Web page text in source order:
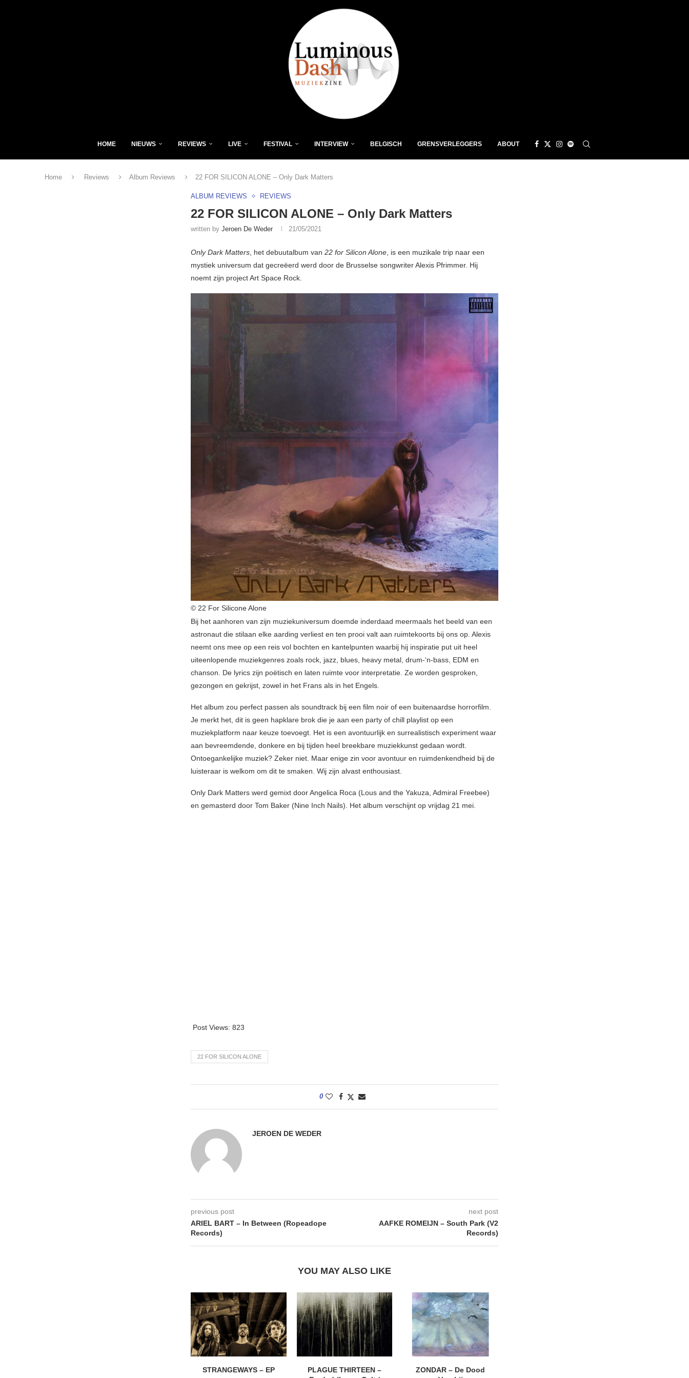
HOME NIEUWS REVIEWS LIVE FESTIVAL INTERVIEW BELGISCH GRENSVERLEGGERS ABOUT
Home Reviews Album Reviews 22 FOR SILICON ALONE – Only Dark Matters
ALBUM REVIEWS REVIEWS
22 FOR SILICON ALONE – Only Dark Matters
written by Jeroen De Weder 21/05/2021
Only Dark Matters, het debuutalbum van 22 for Silicon Alone, is een muzikale trip naar een
mystiek universum dat gecreëerd werd door de Brusselse songwriter Alexis Pfrimmer. Hij
noemt zijn project Art Space Rock.
© 22 For Silicone Alone
Bij het aanhoren van zijn muziekuniversum doemde inderdaad meermaals het beeld van een
astronaut die stilaan elke aarding verliest en ten prooi valt aan ruimtekoorts bij ons op. Alexis
neemt ons mee op een reis vol bochten en kantelpunten waarbij hij inspiratie put uit heel
uiteenlopende muziekgenres zoals rock, jazz, blues, heavy metal, drum-‘n-bass, EDM en
chanson. De lyrics zijn poëtisch en laten ruimte voor interpretatie. Ze worden gesproken,
gezongen en gekrijst, zowel in het Frans als in het Engels.
Het album zou perfect passen als soundtrack bij een film noir of een buitenaardse horrorfilm.
Je merkt het, dit is geen hapklare brok die je aan een party of chill playlist op een
muziekplatform naar keuze toevoegt. Het is een avontuurlijk en surrealistisch experiment waar
aan bevreemdende, donkere en bij tijden heel breekbare muziekkunst gedaan wordt.
Ontoegankelijke muziek? Zeker niet. Maar enige zin voor avontuur en ruimdenkendheid bij de
luisteraar is welkom om dit te smaken. Wij zijn alvast enthousiast.
Only Dark Matters werd gemixt door Angelica Roca (Lous and the Yakuza, Admiral Freebee)
en gemasterd door Tom Baker (Nine Inch Nails). Het album verschijnt op vrijdag 21 mei.
Post Views: 823
22 FOR SILICON ALONE
0
JEROEN DE WEDER
previous post
ARIEL BART – In Between (Ropeadope
Records)
next post
AAFKE ROMEIJN – South Park (V2
Records)
YOU MAY ALSO LIKE
STRANGEWAYS – EP
PLAGUE THIRTEEN –
ZONDAR – De Dood